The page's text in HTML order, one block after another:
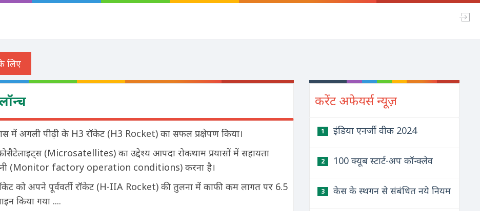
में अगली पीढ़ी के H3 रॉकेट (H3 Rocket) का सफल प्रक्षेपण किया।
(Microsatellites) का उद्देश्य आपदा रोकथाम प्रयासों में सहायता
(Monitor factory operation conditions) करना है।
को अपने पूर्ववर्ती रॉकेट (H-IIA Rocket) की तुलना में काफी कम लागत पर 6.5
किया गया ....
करेंट अफेयर्स न्यूज़
1 इंडिया एनर्जी वीक 2024
2 100 क्यूब स्टार्ट-अप कॉन्क्लेव
3 केस के स्थगन से संबंधित नये नियम